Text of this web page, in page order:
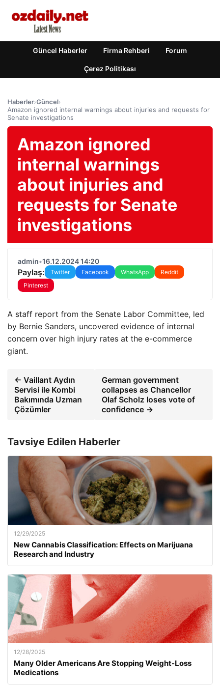
Güncel Haberler Firma Rehberi Forum
Çerez Politikası
Haberler›Güncel›
Amazon ignored internal warnings about injuries and requests for
Senate investigations
Amazon ignored
internal warnings
about injuries and
requests for Senate
investigations
admin•16.12.2024 14:20
Paylaş: Twitter Facebook WhatsApp
Reddit
Pinterest
A staff report from the Senate Labor Committee, led
by Bernie Sanders, uncovered evidence of internal
concern over high injury rates at the e-commerce
giant.
← Vaillant Aydın
Servisi ile Kombi
Bakımında Uzman
Çözümler
German government
collapses as Chancellor
Olaf Scholz loses vote of
confidence →
Tavsiye Edilen Haberler
12/29/2025
New Cannabis Classification: Effects on Marijuana
Research and Industry
12/28/2025
Many Older Americans Are Stopping Weight-Loss
Medications